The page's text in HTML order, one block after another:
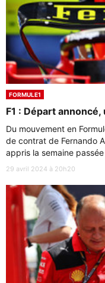
FORMULE1
F1 : Départ
Du mouvement en
de contrat de Fernando
appris la semaine
29 avril 2024 à 20h20